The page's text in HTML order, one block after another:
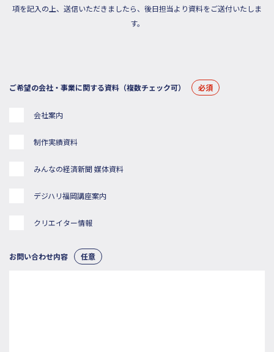
項を記入の上、送信いただきましたら、後日担当より資料をご送付いたしま
す。
ご希望の会社・事業に関する資料（複数チェック可） 必須
会社案内
制作実績資料
みんなの経済新聞 媒体資料
デジハリ福岡講座案内
クリエイター情報
お問い合わせ内容 任意